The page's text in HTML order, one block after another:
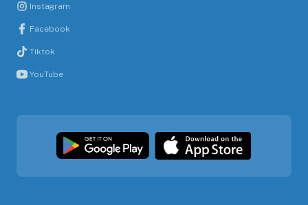
Instagram
Facebook
Tiktok
YouTube